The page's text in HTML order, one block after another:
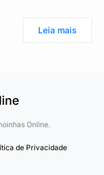
Leia mais
Online.
de Privacidade